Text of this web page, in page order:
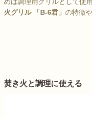
火グリル 「B-6君」 の特徴
焚き火と調理に使える